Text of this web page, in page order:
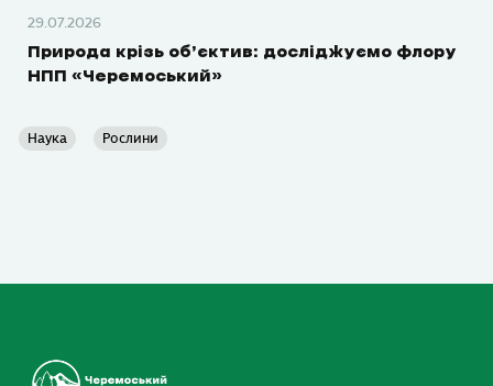
29.07.2026
Природа крізь об’єктив: досліджуємо флору
НПП «Черемоський»
Наука Рослини